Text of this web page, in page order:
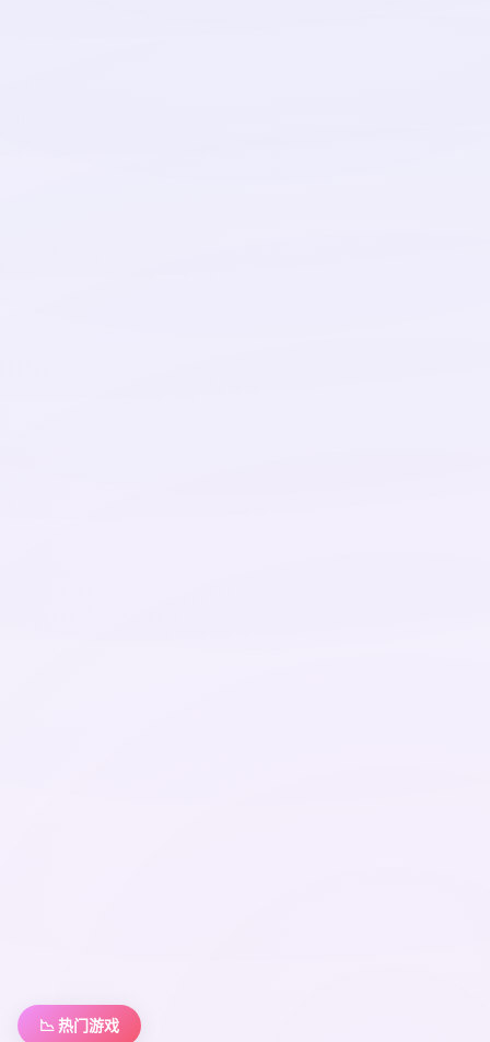
📉 热门游戏